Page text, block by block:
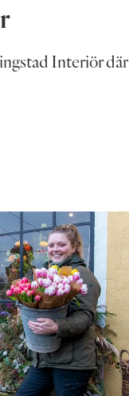
Interiör där